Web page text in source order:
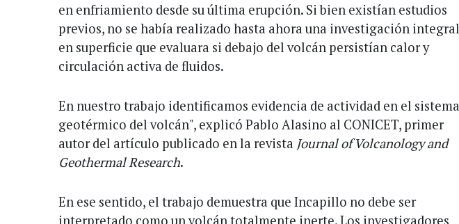
en enfriamiento desde su última erupción. Si bien existían estudios
previos, no se había realizado hasta ahora una investigación integral
en superficie que evaluara si debajo del volcán persistían calor y
circulación activa de fluidos.
En nuestro trabajo identificamos evidencia de actividad en el sistema
geotérmico del volcán", explicó Pablo Alasino al CONICET, primer
autor del artículo publicado en la revista Journal of Volcanology and
Geothermal Research.
En ese sentido, el trabajo demuestra que Incapillo no debe ser
interpretado como un volcán totalmente inerte. Los investigadores